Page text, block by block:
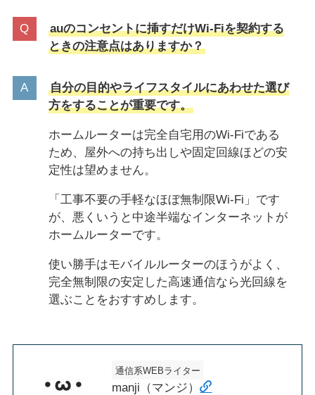
auのコンセントに挿すだけWi-Fiを契約する
ときの注意点はありますか？
自分の目的やライフスタイルにあわせた選び
方をすることが重要です。
ホームルーターは完全自宅用のWi-Fiである
ため、屋外への持ち出しや固定回線ほどの安
定性は望めません。
「工事不要の手軽なほぼ無制限Wi-Fi」です
が、悪くいうと中途半端なインターネットが
ホームルーターです。
使い勝手はモバイルルーターのほうがよく、
完全無制限の安定した高速通信なら光回線を
選ぶことをおすすめします。
通信系WEBライター
manji（マンジ）